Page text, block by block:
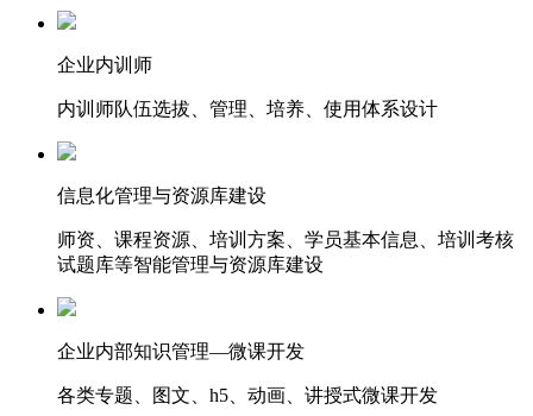
企业内训师
内训师队伍选拔、管理、培养、使用体系设计
信息化管理与资源库建设
师资、课程资源、培训方案、学员基本信息、培训考核
试题库等智能管理与资源库建设
企业内部知识管理—微课开发
各类专题、图文、h5、动画、讲授式微课开发